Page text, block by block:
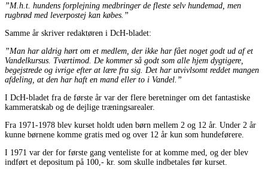
”M.h.t. hundens forplejning medbringer de fleste selv hundemad, men
rugbrød med leverpostej kan købes.”
Samme år skriver redaktøren i DcH-bladet:
”Man har aldrig hørt om et medlem, der ikke har fået noget godt ud af et
Vandelkursus. Tværtimod. De kommer så godt som alle hjem dygtigere,
begejstrede og ivrige efter at lære fra sig. Det har utvivlsomt reddet mangen
afdeling, at den har haft en mand eller to i Vandel.”
I DcH-bladet fra de første år var der flere beretninger om det fantastiske
kammeratskab og de dejlige træningsarealer.
Fra 1971-1978 blev kurset holdt uden børn mellem 2 og 12 år. Under 2 år
kunne børnene komme gratis med og over 12 år kun som hundeførere.
I 1971 var der for første gang venteliste for at komme med, og der blev
indført et depositum på 100,- kr. som skulle indbetales før kurset.